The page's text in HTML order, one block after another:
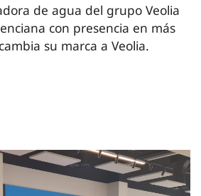
de agua del grupo Veolia
con presencia en más
su marca a Veolia.